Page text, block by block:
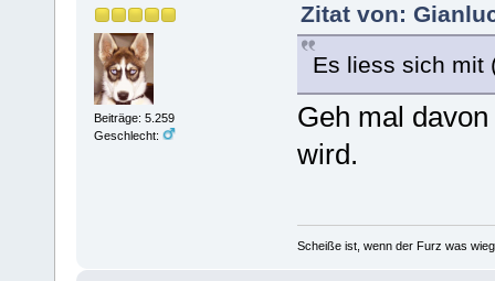
Beiträge: 5.259
Geschlecht:
Zitat von:
Es liess sich mit
Geh mal
wird.
Scheiße ist, wenn der Furz was